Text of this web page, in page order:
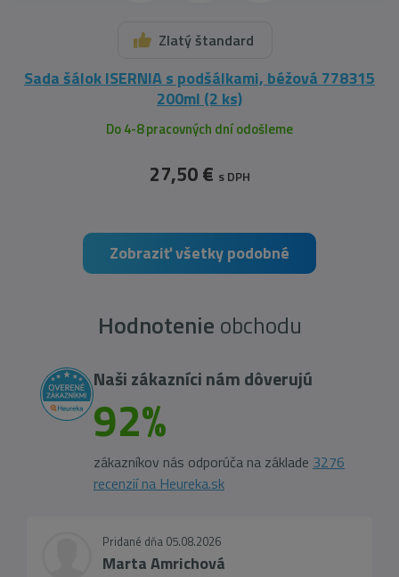
Zlatý štandard
Sada šálok ISERNIA s podšálkami, béžová 778315
200ml (2 ks)
Do 4-8 pracovných dní odošleme
27,50 € s DPH
Zobraziť všetky podobné
Hodnotenie obchodu
Naši zákazníci nám dôverujú
92%
zákazníkov nás odporúča na základe 3276
recenzií na Heureka.sk
Pridané dňa 05.08.2026
Marta Amrichová